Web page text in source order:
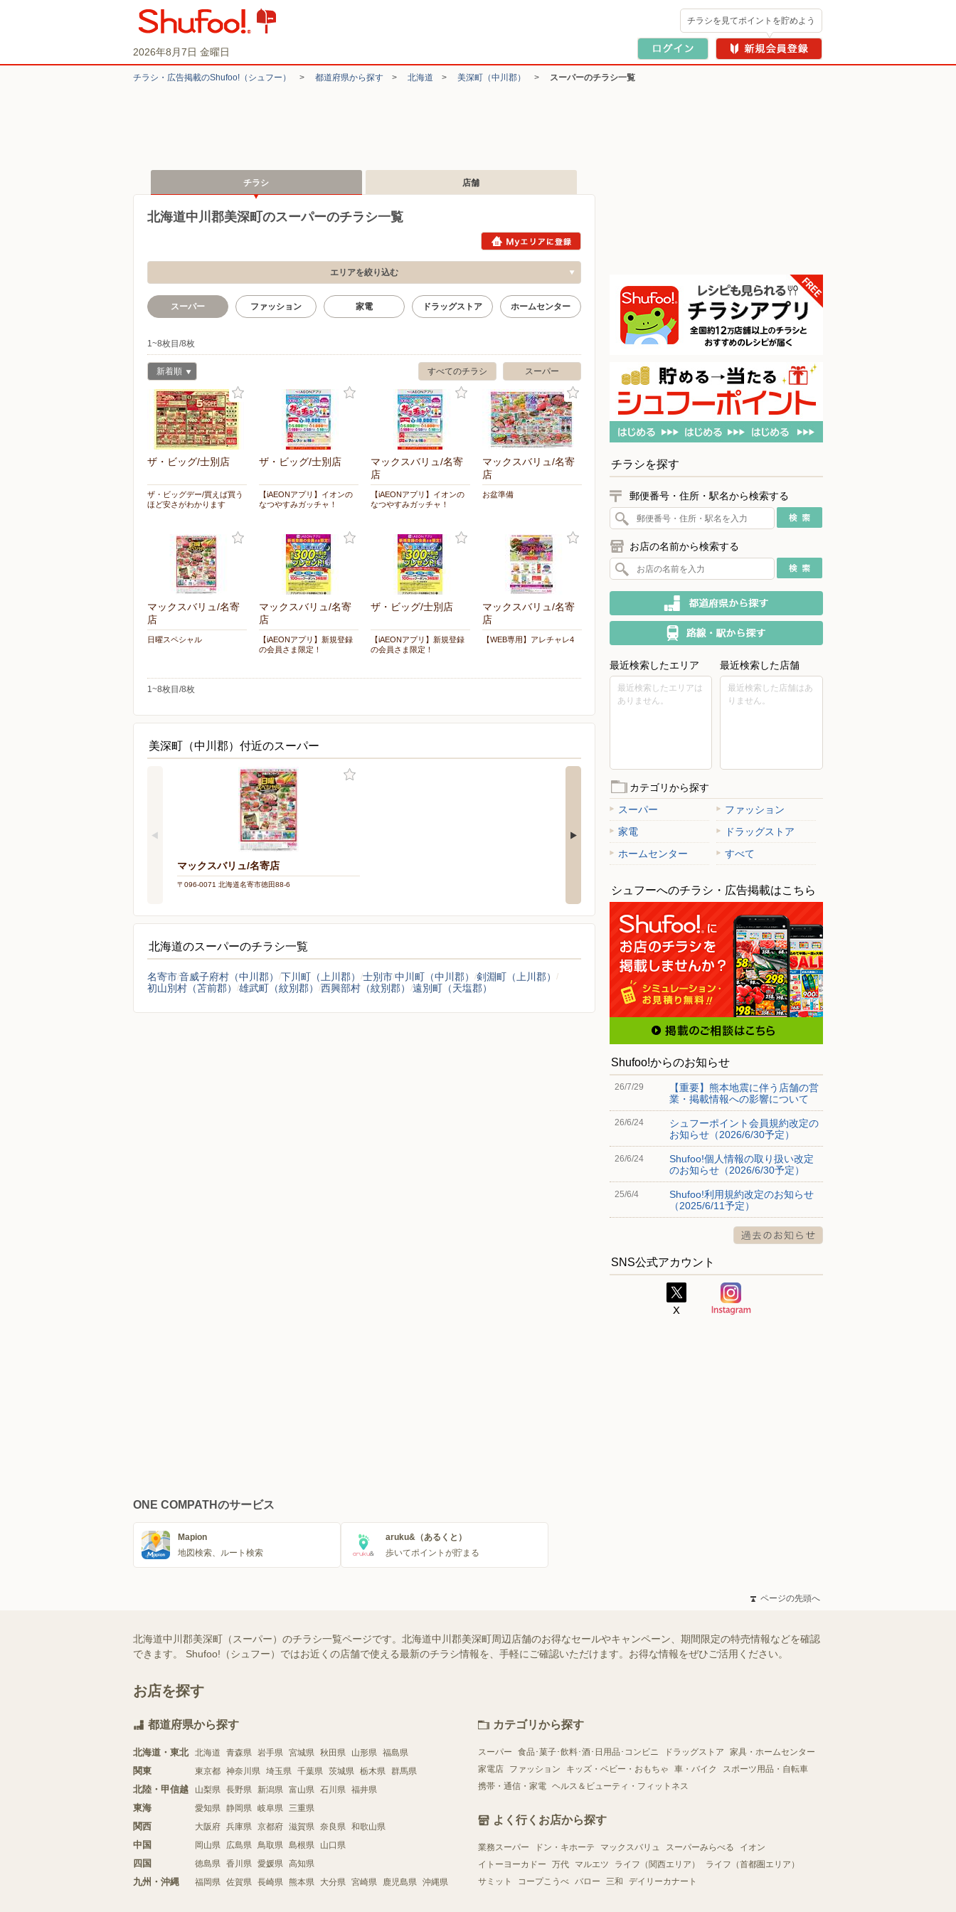
2026年8月7日 金曜日
チラシを見てポイントを貯めよう
チラシ・​広告掲載の​Shufoo!​（シュフー） > 都道府県から探す > 北海道 > 美深町（中川郡） > スーパーのチラシ一覧
チラシ 店舗
北海道中川郡美深町のスーパーのチラシ一覧
エリアを絞り込む
スーパー ファッション 家電 ドラッグストア ホームセンター
1~8枚目/8枚
スーパー
すべてのチラシ
新着順
ザ・ビッグ/士別店
ザ・ビッグデー/買えば買う
ほど安さがわかります
ザ・ビッグ/士別店
【iAEONアプリ】イオンの
なつやすみガッチャ！
マックスバリュ/名寄
店
【iAEONアプリ】イオンの
なつやすみガッチャ！
マックスバリュ/名寄
店
お盆準備
マックスバリュ/名寄
店
日曜スペシャル
マックスバリュ/名寄
店
【iAEONアプリ】新規登録
の会員さま限定！
ザ・ビッグ/士別店
【iAEONアプリ】新規登録
の会員さま限定！
マックスバリュ/名寄
店
【WEB専用】アレチャレ4
1~8枚目/8枚
美深町（中川郡）付近のスーパー
マックスバリュ/名寄店
〒096-0071 北海道名寄市徳田88-6
北海道のスーパーのチラシ一覧
名寄市音威子府村（中川郡） 下川町（上川郡） 士別市中川町（中川郡）
剣淵町（上川郡）
初山別村（苫前郡）
雄武町（紋別郡） 西興部村（紋別郡） 遠別町（天塩郡）
チラシを探す
郵便番号・住所・駅名から検索する
お店の名前から検索する
最近検索したエリア
最近検索したエリアは
ありません。
最近検索した店舗
最近検索した店舗はあ
りません。
カテゴリから探す
スーパー
ファッション
家電
ドラッグストア
ホームセンター
すべて
シュフーへのチラシ・広告掲載はこちら
Shufoo!からのお知らせ
26/7/29
【重要】熊本地震に伴う店舗の営
業・掲載情報への影響について
26/6/24
シュフーポイント会員規約改定の
お知らせ（2026/6/30予定）
26/6/24
Shufoo!個人情報の取り扱い改定
のお知らせ（2026/6/30予定）
25/6/4
Shufoo!利用規約改定のお知らせ
（2025/6/11予定）
SNS公式アカウント
ONE COMPATHのサービス
Mapion
地図検索、ルート検索
aruku&（あるくと）
歩いてポイントが貯まる
ページの先頭へ
北海道中川郡美深町（スーパー）のチラシ一覧ページです。北海道中川郡美深町周辺店舗のお得なセールやキャンペーン、期間限定の特売情報などを確認
できます。 Shufoo!（シュフー）ではお近くの店舗で使える最新のチラシ情報を、手軽にご確認いただけます。お得な情報をぜひご活用ください。
お店を探す
都道府県から探す
北海道・東北 北海道 青森県 岩手県 宮城県 秋田県 山形県 福島県
関東 東京都 神奈川県 埼玉県 千葉県 茨城県 栃木県 群馬県
北陸・甲信越 山梨県 長野県 新潟県 富山県 石川県 福井県
東海 愛知県 静岡県 岐阜県 三重県
関西 大阪府 兵庫県 京都府 滋賀県 奈良県 和歌山県
中国 岡山県 広島県 鳥取県 島根県 山口県
四国 徳島県 香川県 愛媛県 高知県
九州・沖縄 福岡県 佐賀県 長崎県 熊本県 大分県 宮崎県 鹿児島県 沖縄県
カテゴリから探す
スーパー 食品･菓子･飲料･酒･日用品･コンビニ ドラッグストア
家具・ホームセンター
家電店
ファッション キッズ・ベビー・おもちゃ 車・バイク
スポーツ用品・自転車
携帯・通信・家電 ヘルス＆ビューティ・フィットネス
よく行くお店から探す
業務スーパー ドン・キホーテ マックスバリュ スーパーみらべる
イオン
イトーヨーカドー
万代 マルエツ ライフ（関西エリア）
ライフ（首都圏エリア）
サミット
コープこうべ バロー 三和 デイリーカナート